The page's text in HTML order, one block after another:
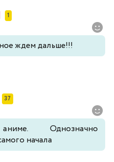
1
ждем дальше!!!
37
Однозначно
начала